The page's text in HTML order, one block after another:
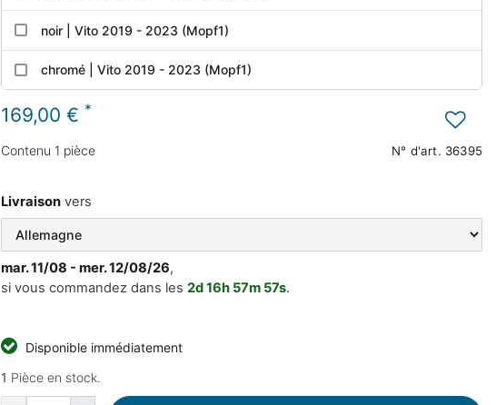
noir | Vito 2019 - 2023 (Mopf1)
chromé | Vito 2019 - 2023 (Mopf1)
169,00 € *
Contenu 1 pièce N° d'art. 36395
Livraison vers
mar. 11/08 - mer. 12/08/26,
si vous commandez dans les 2d16h 57m 56s.
Disponible immédiatement
1 Pièce en stock.